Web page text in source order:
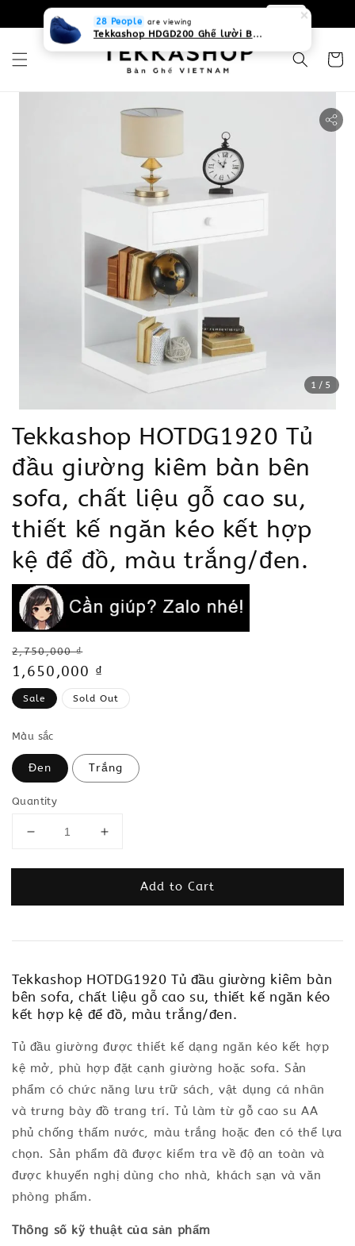
0931268840 Liên hệ với chúng tôi
1 /5
Tekkashop HOTDG1920 Tủ
đầu giường kiêm bàn bên
sofa, chất liệu gỗ cao su,
thiết kế ngăn kéo kết hợp
kệ để đồ, màu trắng/đen.
Regular
price
2,750,000 ₫
Sale
price
1,650,000 ₫
Sale Sold Out
Màu sắc
Đen Trắng
Quantity
Add to Cart
Tekkashop HOTDG1920 Tủ đầu giường kiêm bàn
bên sofa, chất liệu gỗ cao su, thiết kế ngăn kéo
kết hợp kệ để đồ, màu trắng/đen.
Tủ đầu giường được thiết kế dạng ngăn kéo kết hợp
kệ mở, phù hợp đặt cạnh giường hoặc sofa. Sản
phẩm có chức năng lưu trữ sách, vật dụng cá nhân
và trưng bày đồ trang trí. Tủ làm từ gỗ cao su AA
phủ chống thấm nước, màu trắng hoặc đen có thể lựa
chọn. Sản phẩm đã được kiểm tra về độ an toàn và
được khuyến nghị dùng cho nhà, khách sạn và văn
phòng phẩm.
Thông số kỹ thuật của sản phẩm
28 People are viewing
Tekkashop HDGD200 Ghế lười Beanbag form truyền thống, chất liệu Olefin canvas kháng nước, màu xanh biển, có thể sử dụng trong nhà và cả ngoài trời, có quai xách